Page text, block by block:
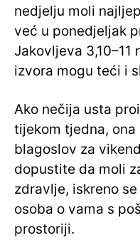
nedjelju moli
već u ponedjeljak
Jakovljeva
izvora mogu teći i
Ako nečija usta
tijekom tjedna,
blagoslov za
dopustite da moli
zdravlje, iskreno
osoba o vama s
prostoriji.